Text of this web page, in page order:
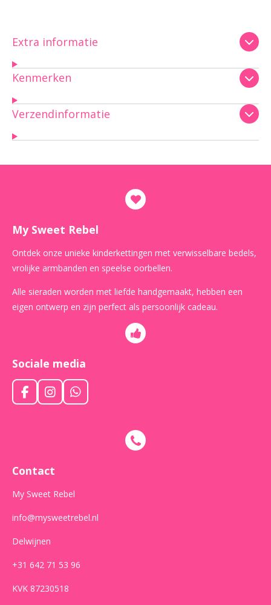
Extra informatie
Kenmerken
Verzendinformatie
My Sweet Rebel
Ontdek onze unieke kinderkettingen met verwisselbare bedels,
vrolijke armbanden en speelse oorbellen.
Alle sieraden worden met liefde handgemaakt, hebben een
eigen ontwerp en zijn perfect als persoonlijk cadeau.
Sociale media
F
a
k
I
n
r
a
m
W
h
Contact
My Sweet Rebel
info@mysweetrebel.nl
Delwijnen
+31 642 71 53 96
KVK 87230518